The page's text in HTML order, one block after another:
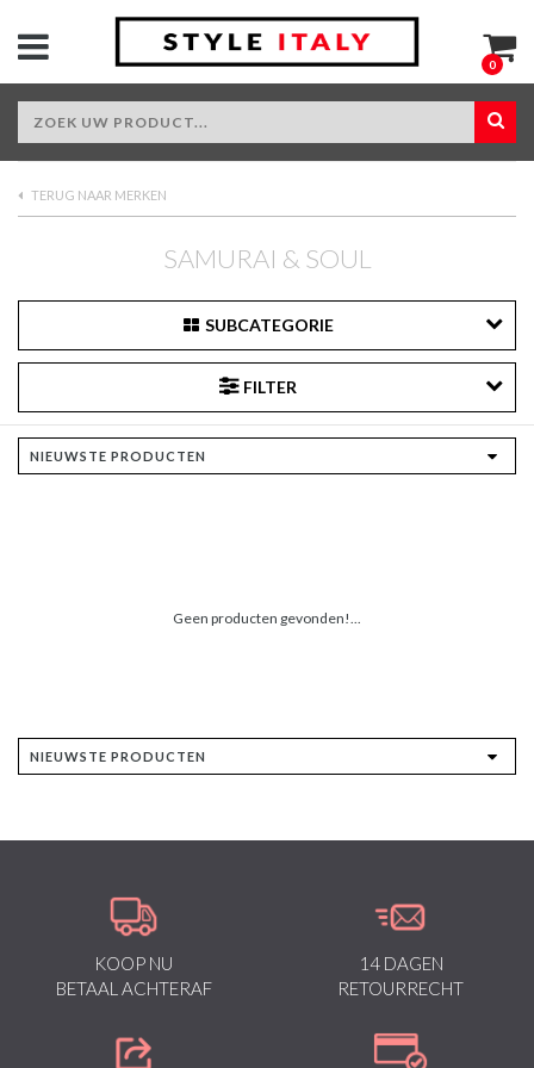
0
TERUG NAAR MERKEN
SAMURAI & SOUL
SUBCATEGORIE
FILTER
Geen producten gevonden!...
KOOP NU
BETAAL ACHTERAF
14 DAGEN
RETOURRECHT